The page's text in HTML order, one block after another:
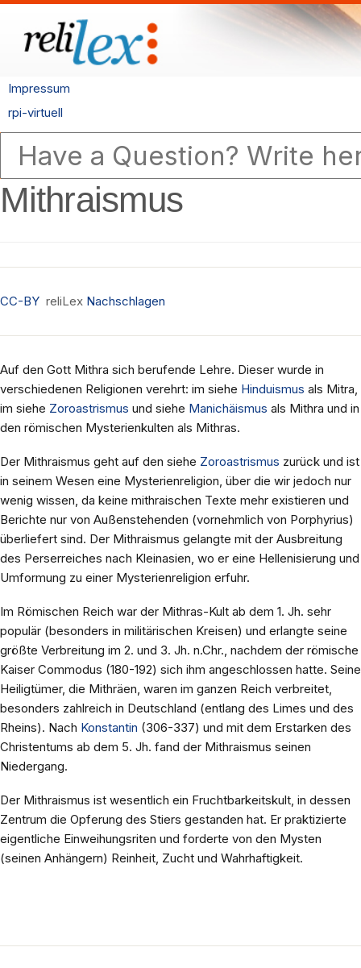
Impressum
rpi-virtuell
Mithraismus
CC-BY reliLex Nachschlagen
Auf den Gott Mithra sich berufende Lehre. Dieser wurde in
verschiedenen Religionen verehrt: im siehe Hinduismus als Mitra,
im siehe Zoroastrismus und siehe Manichäismus als Mithra und in
den römischen Mysterienkulten als Mithras.
Der Mithraismus geht auf den siehe Zoroastrismus zurück und ist
in seinem Wesen eine Mysterienreligion, über die wir jedoch nur
wenig wissen, da keine mithraischen Texte mehr existieren und
Berichte nur von Außenstehenden (vornehmlich von Porphyrius)
überliefert sind. Der Mithraismus gelangte mit der Ausbreitung
des Perserreiches nach Kleinasien, wo er eine Hellenisierung und
Umformung zu einer Mysterienreligion erfuhr.
Im Römischen Reich war der Mithras-Kult ab dem 1. Jh. sehr
populär (besonders in militärischen Kreisen) und erlangte seine
größte Verbreitung im 2. und 3. Jh. n.Chr., nachdem der römische
Kaiser Commodus (180-192) sich ihm angeschlossen hatte. Seine
Heiligtümer, die Mithräen, waren im ganzen Reich verbreitet,
besonders zahlreich in Deutschland (entlang des Limes und des
Rheins). Nach Konstantin (306-337) und mit dem Erstarken des
Christentums ab dem 5. Jh. fand der Mithraismus seinen
Niedergang.
Der Mithraismus ist wesentlich ein Fruchtbarkeitskult, in dessen
Zentrum die Opferung des Stiers gestanden hat. Er praktizierte
eigentliche Einweihungsriten und forderte von den Mysten
(seinen Anhängern) Reinheit, Zucht und Wahrhaftigkeit.